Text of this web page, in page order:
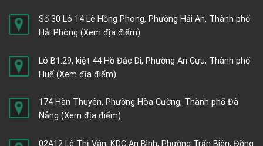
Số 30 Lô 14 Lê Hồng Phong, Phường Hải An, Thành phố
Hải Phòng (Xem địa điểm)
Lô B1.29, kiệt 44 Hồ Đắc Di, Phường An Cựu, Thành phố
Huế (Xem địa điểm)
174 Hàn Thuyên, Phường Hòa Cường, Thành phố Đà
Nẵng (Xem địa điểm)
02A12 Lê Thị Vân, KDC An Bình, Phường Trấn Biên, Đồng